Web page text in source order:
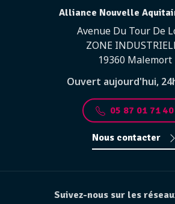
Alliance Nouvelle
Avenue Du Tour De
ZONE
19360 Malemort
Ouvert aujourd'hui,
05 87 01 71 40
Nous contacter
Suivez-nous sur les